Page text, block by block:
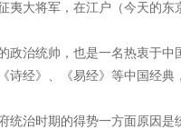
夷大将军，在江户（今天的东
政治统帅，也是一名热衷于
诗经》、《易经》等中国经典
统治时期的得势一方面原因